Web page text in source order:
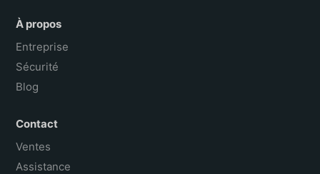
À propos
Entreprise
Sécurité
Blog
Contact
Ventes
Assistance